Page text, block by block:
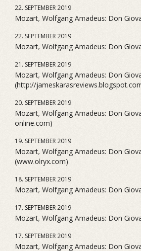
22. SEPTEMBER 2019
Mozart, Wolfgang Amadeus: Don
22. SEPTEMBER 2019
Mozart, Wolfgang Amadeus: Don
21. SEPTEMBER 2019
Mozart, Wolfgang Amadeus: Don
(http://
20. SEPTEMBER 2019
Mozart, Wolfgang Amadeus: Don
online.com)
19. SEPTEMBER 2019
Mozart, Wolfgang Amadeus: Don
(www.olryx.com)
18. SEPTEMBER 2019
Mozart, Wolfgang Amadeus: Don
17. SEPTEMBER 2019
Mozart, Wolfgang Amadeus: Don
17. SEPTEMBER 2019
Mozart, Wolfgang Amadeus: Don